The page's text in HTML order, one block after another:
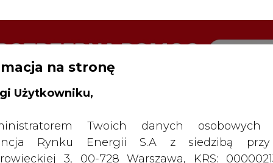
na stronę
Użytkowniku,
Rynku Energii S.A z siedzibą
3, 00-728 Warszawa, KRS:
5261757578, REGON: 012435148. W